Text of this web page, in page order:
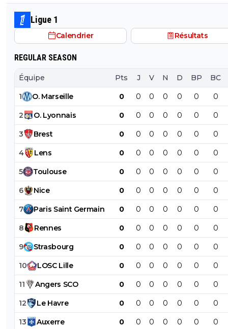
Ligue 1
Calendrier Résultats
REGULAR SEASON
Équipe Pts J V N D BP BC
1 O. Marseille 0 0 0 0 0 0 0
2 O. Lyonnais 0 0 0 0 0 0 0
3 Brest 0 0 0 0 0 0 0
4 Lens 0 0 0 0 0 0 0
5 Toulouse 0 0 0 0 0 0 0
6 Nice 0 0 0 0 0 0 0
7 Paris Saint Germain 0 0 0 0 0 0 0
8 Rennes 0 0 0 0 0 0 0
9 Strasbourg 0 0 0 0 0 0 0
10 LOSC Lille 0 0 0 0 0 0 0
11 Angers SCO 0 0 0 0 0 0 0
12 Le Havre 0 0 0 0 0 0 0
13 Auxerre 0 0 0 0 0 0 0